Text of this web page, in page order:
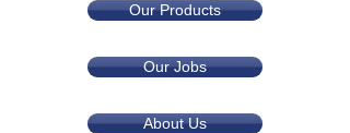
Our Products
Our Jobs
About Us